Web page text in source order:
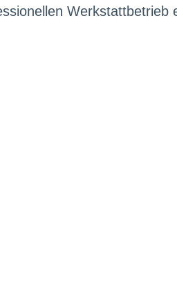
Werkstattbetrieb